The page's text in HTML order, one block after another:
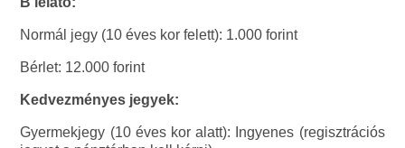
Normál jegy (10 éves kor felett): 1.000 forint
Bérlet: 12.000 forint
Kedvezményes jegyek:
Gyermekjegy (10 éves kor alatt): Ingyenes (regisztrációs